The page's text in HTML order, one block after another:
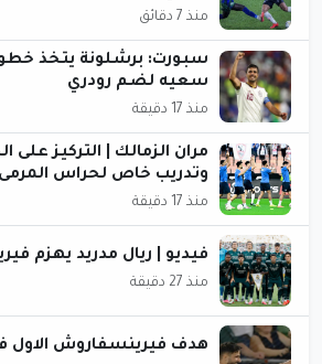
منذ 7 دقائق
سبورت: برشلونة يتخذ
سعيه لضم رودري
منذ 17 دقيقة
مران الزمالك | التركيز على
وتدريب خاص لحراس المرمى
منذ 17 دقيقة
فيديو | ريال مدريد يهزم
منذ 27 دقيقة
هدف فيرينسفاروش الاول